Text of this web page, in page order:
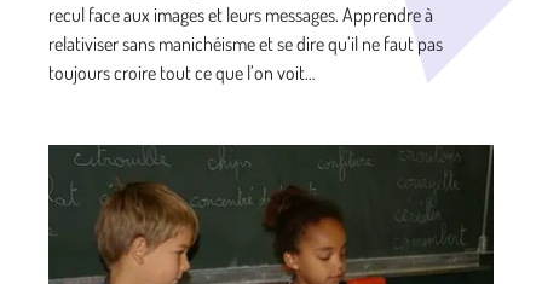
recul face aux images et leurs messages. Apprendre à
relativiser sans manichéisme et se dire qu’il ne faut pas
toujours croire tout ce que l’on voit…